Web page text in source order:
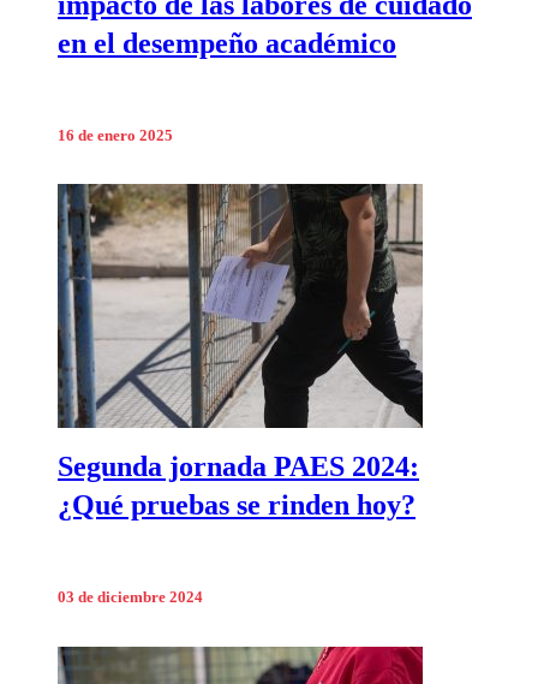
en el desempeño académico
16 de enero 2025
Segunda jornada PAES 2024:
¿Qué pruebas se rinden hoy?
03 de diciembre 2024